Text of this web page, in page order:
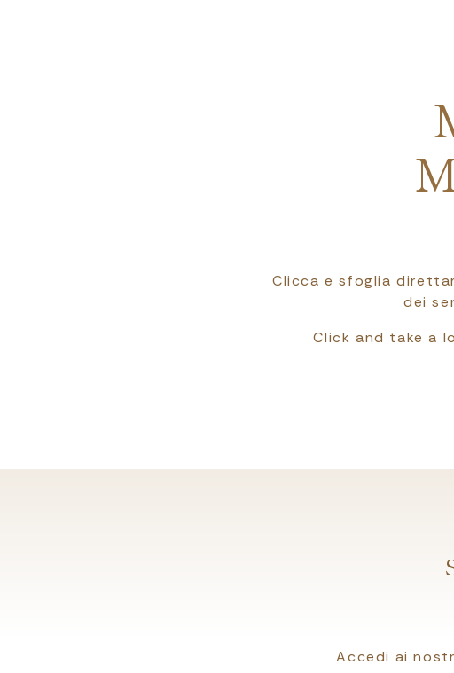
Clicca e sfoglia
dei
Click and take a
Accedi ai